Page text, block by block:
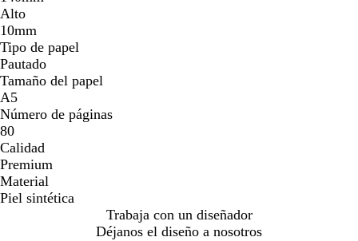
Alto
10mm
Tipo de papel
Pautado
Tamaño del papel
A5
Número de páginas
80
Calidad
Premium
Material
Piel sintética
Trabaja con un diseñador
Déjanos el diseño a nosotros